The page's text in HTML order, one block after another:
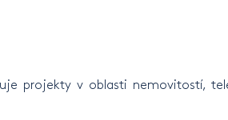
projekty v oblasti nemovitostí,